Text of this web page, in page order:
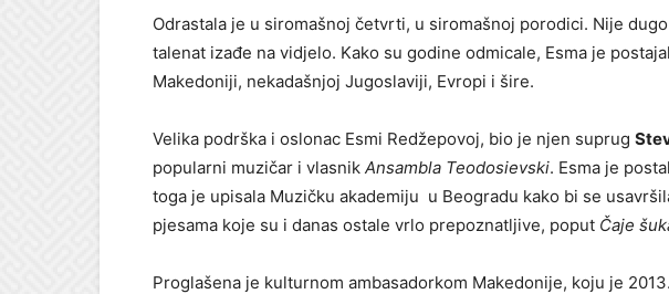
Odrastala je u siromašnoj četvrti, u siromašnoj porodici. Nije
talenat izađe na vidjelo. Kako su godine odmicale, Esma je
Makedoniji, nekadašnjoj Jugoslaviji, Evropi i šire.
Velika podrška i oslonac Esmi Redžepovoj, bio je njen suprug
popularni muzičar i vlasnik Ansambla Teodosievski. Esma je
toga je upisala Muzičku akademiju u Beogradu kako bi se
pjesama koje su i danas ostale vrlo prepoznatljive, poput Čaje
Proglašena je kulturnom ambasadorkom Makedonije, koju je